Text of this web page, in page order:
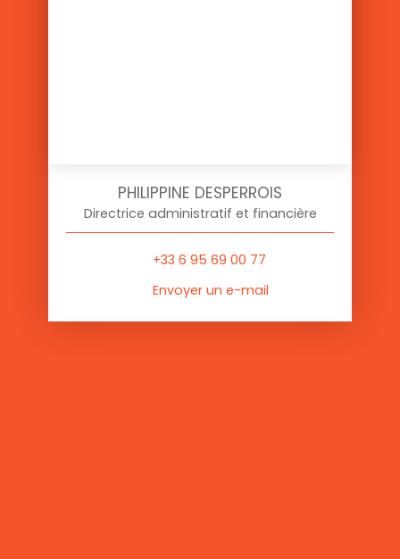
PHILIPPINE DESPERROIS
Directrice administratif et financière
+33 6 95 69 00 77
Envoyer un e-mail